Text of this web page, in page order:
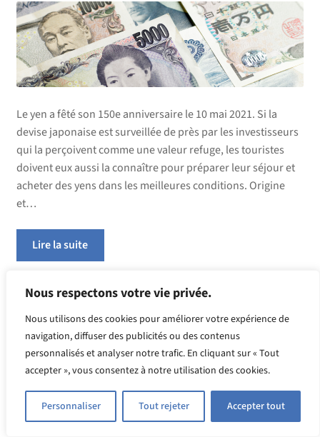
Nous respectons votre vie privée.
Nous utilisons des cookies pour améliorer votre expérience de
navigation, diffuser des publicités ou des contenus
personnalisés et analyser notre trafic. En cliquant sur « Tout
accepter », vous consentez à notre utilisation des cookies.
Personnaliser Tout rejeter Accepter tout
Le yen a fêté son 150e anniversaire le 10 mai 2021. Si la
devise japonaise est surveillée de près par les investisseurs
qui la perçoivent comme une valeur refuge, les touristes
doivent eux aussi la connaître pour préparer leur séjour et
acheter des yens dans les meilleures conditions. Origine
et…
Lire la suite
Catégories : devises Informations sur le change
Quelle devise
pour quel pays ?
Publié leaoût 26, 2021parblogccopera